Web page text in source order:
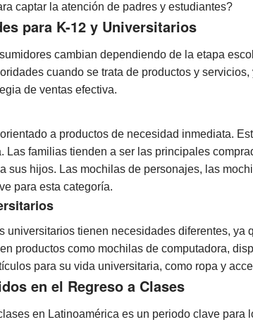
captar la atención de padres y estudiantes?
para K-12 y Universitarios
cambian dependiendo de la etapa
cuando se trata de productos y
de ventas efectiva.
a productos de necesidad inmediata.
Las familias tienden a ser las principales
sus hijos. Las mochilas de personajes, las
para esta categoría.
universitarios tienen necesidades diferentes, ya
productos como mochilas de computadora,
para su vida universitaria, como ropa y
en el Regreso a Clases
en Latinoamérica es un periodo clave para